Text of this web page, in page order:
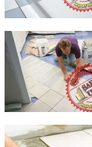
İnşaat Dekorasyon,
uzman kadrosuyla
sunuyor
Sayfaya Git
İnşaat Dekorasyon,
uzman kadrosuyla
sunuyor